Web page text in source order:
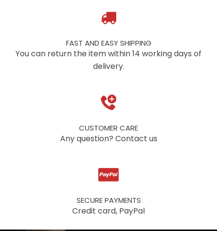
FAST AND EASY SHIPPING
You can return the item within 14 working days of
delivery.
CUSTOMER CARE
Any question? Contact us
SECURE PAYMENTS
Credit card, PayPal